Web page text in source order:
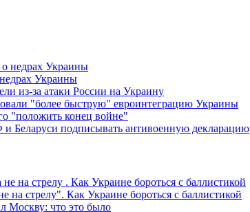
Украины
из-за атаки России на Украину
"более быструю" евроинтеграцию Украины
"положить конец войне"
и Беларуси подписывать антивоенную декларацию
на стрелу". Как Украине бороться с баллистикой